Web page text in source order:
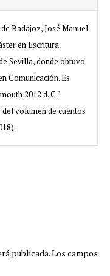
Badajoz, José Manuel
en Escritura
Sevilla, donde obtuvo
Comunicación. Es
2012 d. C."
volumen de cuentos
publicada.Los campos